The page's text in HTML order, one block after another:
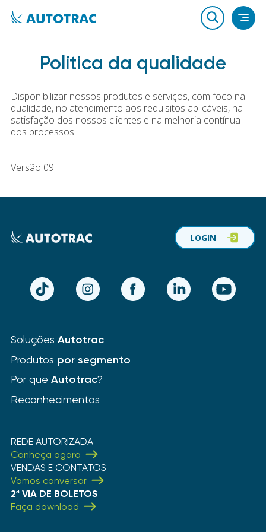
Política da qualidade
Disponibilizar nossos produtos e serviços, com foco na
qualidade, no atendimento aos requisitos aplicáveis, na
satisfação dos nossos clientes e na melhoria contínua
dos processos.
Versão 09
TikTok Instagram Facebook LinkedIn YouTube
LOGIN
Soluções Autotrac
Produtos por segmento
Por que Autotrac?
Reconhecimentos
REDE AUTORIZADA
Conheça agora
VENDAS E CONTATOS
Vamos conversar
2ª VIA DE BOLETOS
Faça download